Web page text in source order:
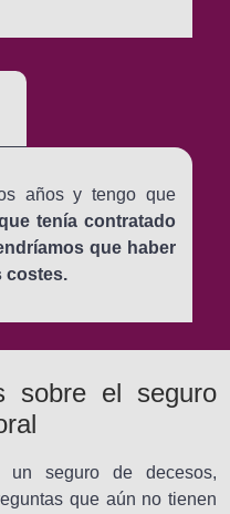
años y tengo que
tenía contratado
que haber
costes.
sobre el seguro
seguro de decesos,
que aún no tienen